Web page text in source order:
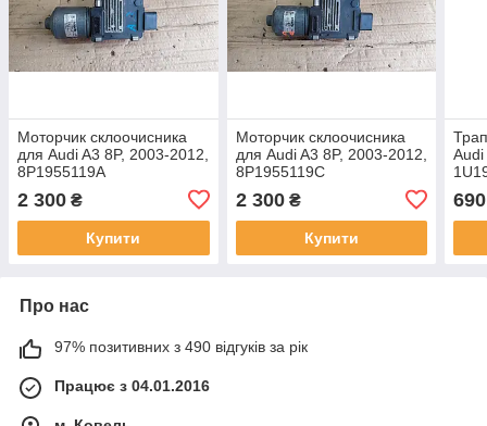
Моторчик склоочисника
для Audi A3 8P, 2003-2012,
8P1955119A
2 300 ₴
Купити
Моторчик склоочисника
для Audi A3 8P, 2003-2012,
8P1955119C
2 300₴
Купити
690
Про нас
97% позитивних з 490 відгуків за рік
Працює з 04.01.2016